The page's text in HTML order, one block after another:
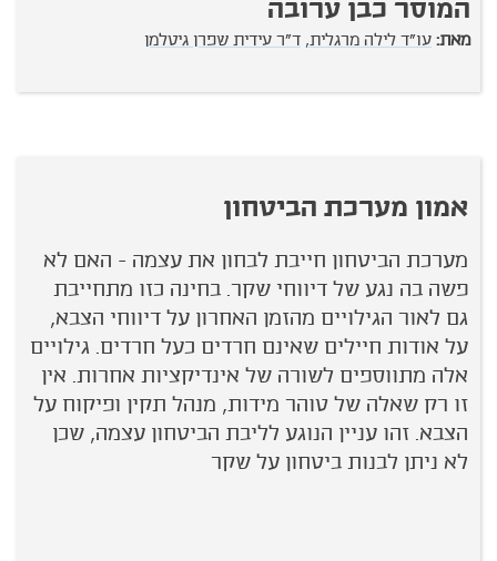
המוסר כבן ערובה
מאת: עו"ד לילה מרגלית, ד"ר עידית שפרן גיטלמן
אמון מערכת הביטחון
מערכת הביטחון חייבת לבחון את עצמה - האם לא
פשה בה נגע של דיווחי שקר. בחינה כזו מתחייבת
גם לאור הגילויים מהזמן האחרון על דיווחי הצבא,
על אודות חיילים שאינם חרדים כעל חרדים. גילויים
אלה מתווספים לשורה של אינדיקציות אחרות. אין
זו רק שאלה של טוהר מידות, מנהל תקין ופיקוח על
הצבא. זהו עניין הנוגע לליבת הביטחון עצמה, שכן
לא ניתן לבנות ביטחון על שקר